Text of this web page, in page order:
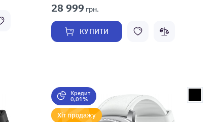
28 999 грн.
КУПИТИ
Кредит
0,01%
Хіт продажу